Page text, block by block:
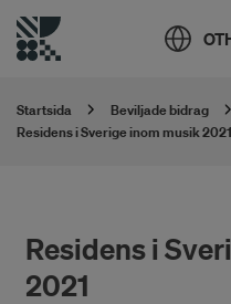
Startsida
Beviljade bidrag
Residens i Sverige inom musik 2021
Residens i
2021